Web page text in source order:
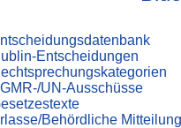
Entscheidungen
UN-Ausschüsse
Behördliche